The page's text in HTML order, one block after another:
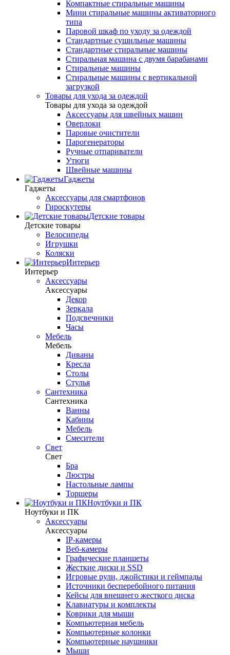
Компактные стиральные машины
Мини стиральные машины активаторного
типа
Паровой шкаф по уходу за одеждой
Стандартные сушильные машины
Стандартные стиральные машины
Стиральная машина с двумя барабанами
Стиральные машины
Стиральные машины с вертикальной
загрузкой
Товары для ухода за одеждой
Товары для ухода за одеждой
Аксессуары для швейных машин
Оверлоки
Паровые очистители
Парогенераторы
Ручные отпариватели
Утюги
Швейные машины
Гаджеты
Гаджеты
Аксессуары для смартфонов
Гироскутеры
Детские товары
Детские товары
Велосипеды
Игрушки
Коляски
Интерьер
Интерьер
Аксессуары
Аксессуары
Декор
Зеркала
Подсвечники
Часы
Мебель
Мебель
Диваны
Кресла
Столы
Стулья
Сантехника
Сантехника
Ванны
Кабины
Мебель
Смесители
Свет
Свет
Бра
Люстры
Настольные лампы
Торшеры
Ноутбуки и ПК
Ноутбуки и ПК
Аксессуары
Аксессуары
IP-камеры
Веб-камеры
Графические планшеты
Жесткие диски и SSD
Игровые рули, джойстики и геймпады
Источники бесперебойного питания
Кейсы для внешнего жесткого диска
Клавиатуры и комплекты
Коврики для мыши
Компьютерная мебель
Компьютерные колонки
Компьютерные наушники
Мыши